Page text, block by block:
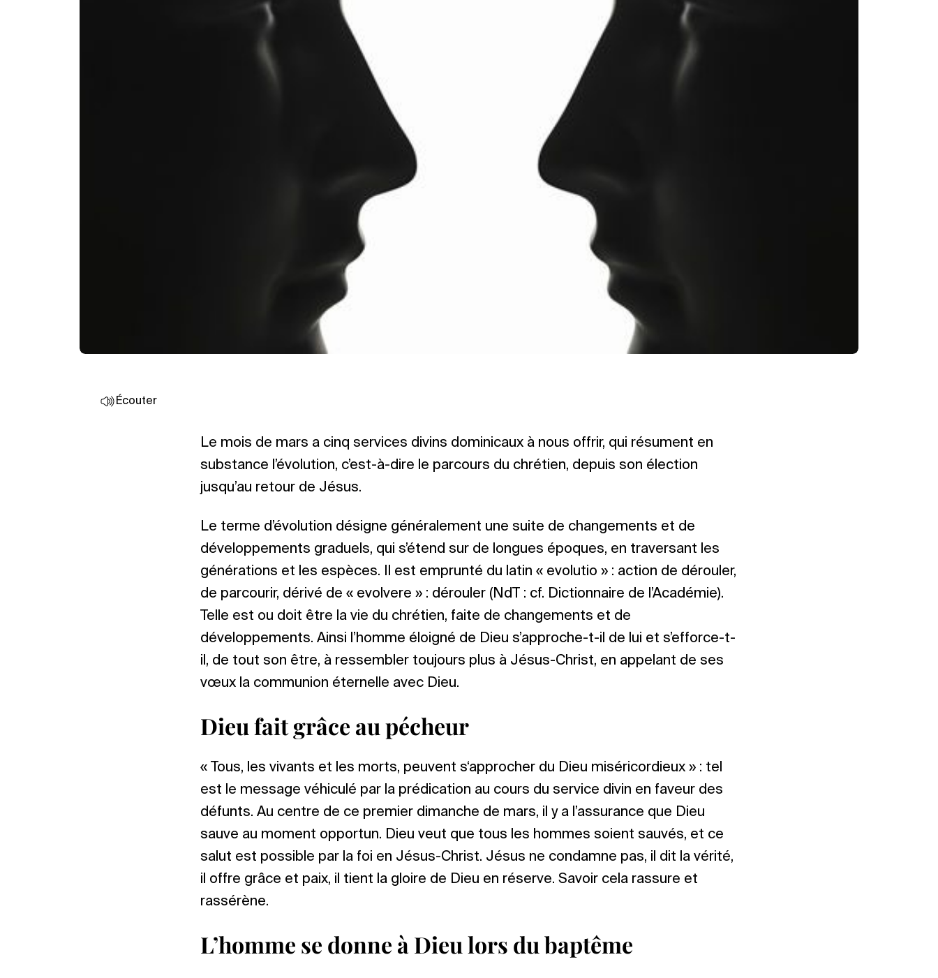
Écouter
Le mois de mars a cinq services divins dominicaux à nous offrir, qui résument en
substance l’évolution, c’est-à-dire le parcours du chrétien, depuis son élection
jusqu’au retour de Jésus.
Le terme d’évolution désigne généralement une suite de changements et de
développements graduels, qui s’étend sur de longues époques, en traversant les
générations et les espèces. Il est emprunté du latin « evolutio » : action de dérouler,
de parcourir, dérivé de « evolvere » : dérouler (NdT : cf. Dictionnaire de l’Académie).
Telle est ou doit être la vie du chrétien, faite de changements et de
développements. Ainsi l’homme éloigné de Dieu s’approche-t-il de lui et s’efforce-t-
il, de tout son être, à ressembler toujours plus à Jésus-Christ, en appelant de ses
vœux la communion éternelle avec Dieu.
Dieu fait grâce au pécheur
« Tous, les vivants et les morts, peuvent s‘approcher du Dieu miséricordieux » : tel
est le message véhiculé par la prédication au cours du service divin en faveur des
défunts. Au centre de ce premier dimanche de mars, il y a l’assurance que Dieu
sauve au moment opportun. Dieu veut que tous les hommes soient sauvés, et ce
salut est possible par la foi en Jésus-Christ. Jésus ne condamne pas, il dit la vérité,
il offre grâce et paix, il tient la gloire de Dieu en réserve. Savoir cela rassure et
rassérène.
L’homme se donne à Dieu lors du baptême